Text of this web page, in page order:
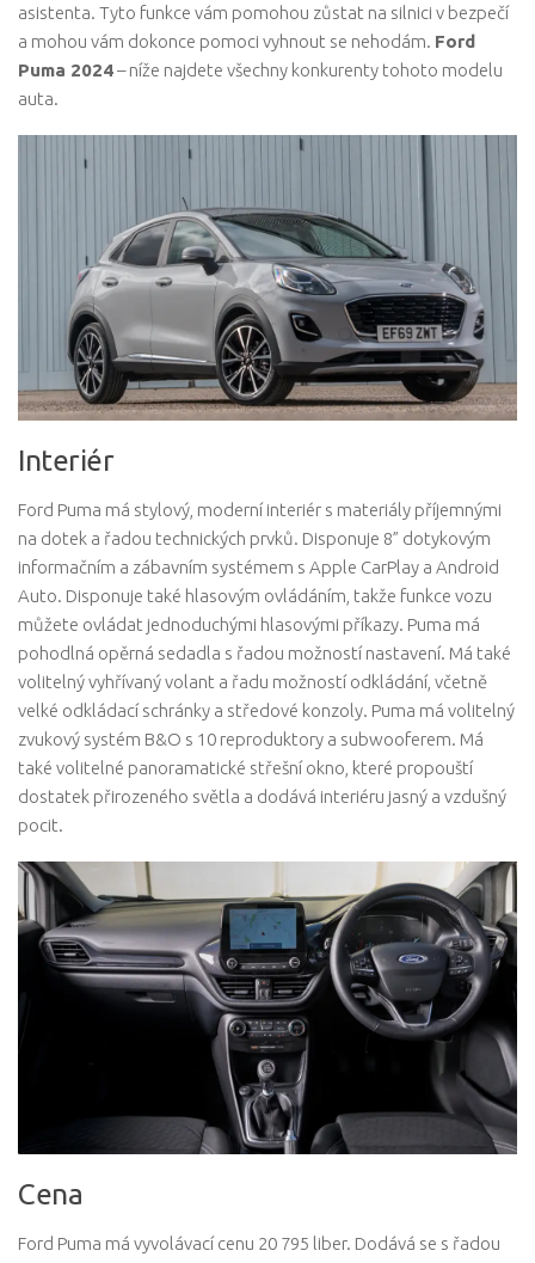
asistenta. Tyto funkce vám pomohou zůstat na silnici v bezpečí
a mohou vám dokonce pomoci vyhnout se nehodám. Ford
Puma 2024– níže najdete všechny konkurenty tohoto modelu
auta.
Interiér
Ford Puma má stylový, moderní interiér s materiály příjemnými
na dotek a řadou technických prvků. Disponuje 8” dotykovým
informačním a zábavním systémem s Apple CarPlay a Android
Auto. Disponuje také hlasovým ovládáním, takže funkce vozu
můžete ovládat jednoduchými hlasovými příkazy. Puma má
pohodlná opěrná sedadla s řadou možností nastavení. Má také
volitelný vyhřívaný volant a řadu možností odkládání, včetně
velké odkládací schránky a středové konzoly. Puma má volitelný
zvukový systém B&O s 10 reproduktory a subwooferem. Má
také volitelné panoramatické střešní okno, které propouští
dostatek přirozeného světla a dodává interiéru jasný a vzdušný
pocit.
Cena
Ford Puma má vyvolávací cenu 20 795 liber. Dodává se s řadou